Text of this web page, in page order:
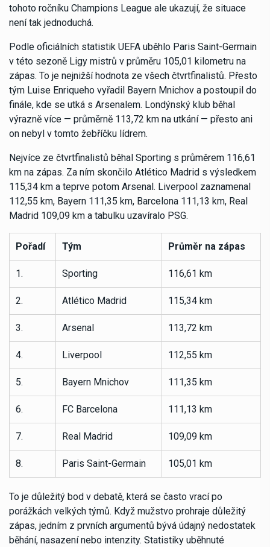
tohoto ročníku Champions League ale ukazují, že situace
není tak jednoduchá.
Podle oficiálních statistik UEFA uběhlo Paris Saint-Germain
v této sezoně Ligy mistrů v průměru 105,01 kilometru na
zápas. To je nejnižší hodnota ze všech čtvrtfinalistů. Přesto
tým Luise Enriqueho vyřadil Bayern Mnichov a postoupil do
finále, kde se utká s Arsenalem. Londýnský klub běhal
výrazně více — průměrně 113,72 km na utkání — přesto ani
on nebyl v tomto žebříčku lídrem.
Nejvíce ze čtvrtfinalistů běhal Sporting s průměrem 116,61
km na zápas. Za ním skončilo Atlético Madrid s výsledkem
115,34 km a teprve potom Arsenal. Liverpool zaznamenal
112,55 km, Bayern 111,35 km, Barcelona 111,13 km, Real
Madrid 109,09 km a tabulku uzavíralo PSG.
Pořadí Tým Průměr na zápas
1. Sporting 116,61 km
2. Atlético Madrid 115,34 km
3. Arsenal 113,72 km
4. Liverpool 112,55 km
5. Bayern Mnichov 111,35 km
6. FC Barcelona 111,13 km
7. Real Madrid 109,09 km
8. Paris Saint-Germain 105,01 km
To je důležitý bod v debatě, která se často vrací po
porážkách velkých týmů. Když mužstvo prohraje důležitý
zápas, jedním z prvních argumentů bývá údajný nedostatek
běhání, nasazení nebo intenzity. Statistiky uběhnuté